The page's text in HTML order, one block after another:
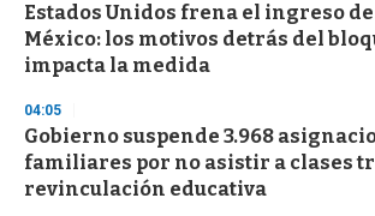
Estados Unidos frena el ingreso
México: los motivos detrás del
impacta la medida
04:05
Gobierno suspende 3.968
familiares por no asistir a clases
revinculación educativa